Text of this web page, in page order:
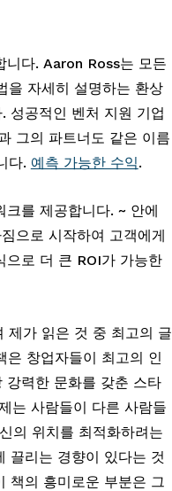
다. Aaron Ross는 모든
을 자세히 설명하는 환상
성공적인 벤처 지원 기업
그의 파트너도 같은 이름
다. 예측 가능한 수익.
으로 시작하여 고객에게
으로 더 큰 ROI가 가능한
가 읽은 것 중 최고의 글
창업자들이 최고의 인
강력한 문화를 갖춘 스타
는 사람들이 다른 사람들
의 위치를 최적화하려는
끌리는 경향이 있다는 것
책의 흥미로운 부분은 그